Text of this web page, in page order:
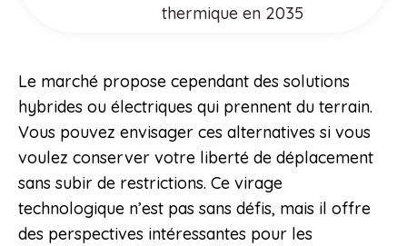
thermique en 2035
Le marché propose cependant des solutions
hybrides ou électriques qui prennent du terrain.
Vous pouvez envisager ces alternatives si vous
voulez conserver votre liberté de déplacement
sans subir de restrictions. Ce virage
technologique n’est pas sans défis, mais il offre
des perspectives intéressantes pour les